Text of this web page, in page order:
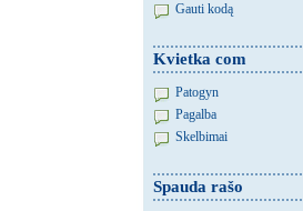
Gauti kodą
Kvietka com
Patogyn
Pagalba
Skelbimai
Spauda rašo